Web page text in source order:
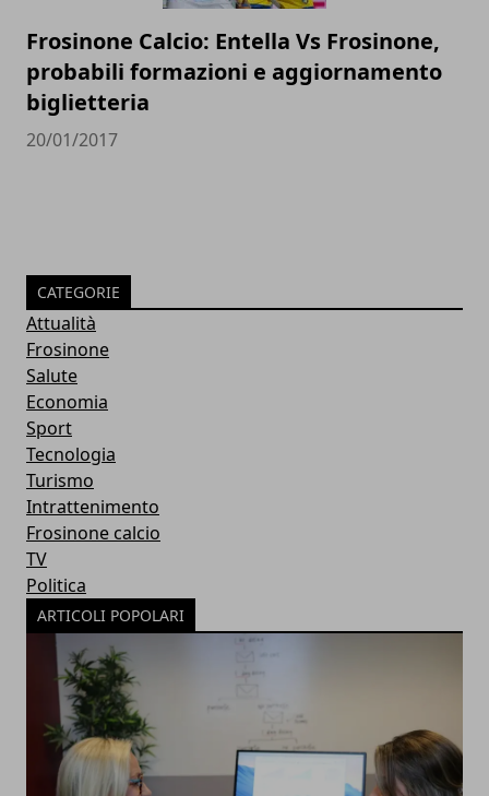
Frosinone Calcio: Entella Vs Frosinone,
probabili formazioni e aggiornamento
biglietteria
20/01/2017
CATEGORIE
Attualità
Frosinone
Salute
Economia
Sport
Tecnologia
Turismo
Intrattenimento
Frosinone calcio
TV
Politica
ARTICOLI POPOLARI